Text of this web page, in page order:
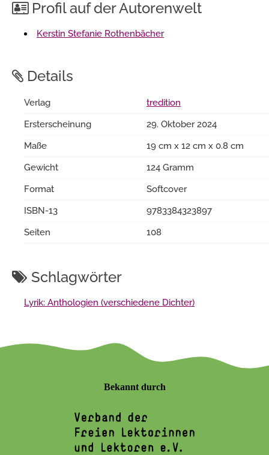
Profil auf der Autorenwelt
Kerstin Stefanie Rothenbächer
Details
Verlag
tredition
Ersterscheinung
29. Oktober 2024
Maße
19 cm x 12 cm x 0.8 cm
Gewicht
124 Gramm
Format
Softcover
ISBN-13
9783384323897
Seiten
108
Schlagwörter
Lyrik: Anthologien (verschiedene Dichter)
Bekannt durch